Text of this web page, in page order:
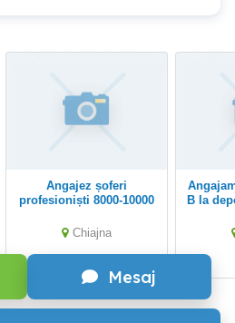
Mesaj
Angajez șoferi
profesioniști 8000-10000
Chiajna
Angajam sofer catehoria
B la